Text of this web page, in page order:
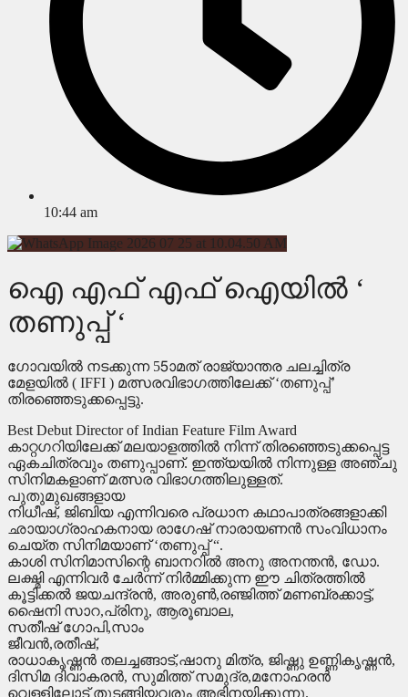
10:44 am
ഐ എഫ് എഫ് ഐയിൽ ‘
തണുപ്പ് ‘
ഗോവയിൽ നടക്കുന്ന 55ാമത് രാജ്യാന്തര ചലച്ചിത്ര
മേളയിൽ ( IFFI ) മത്സരവിഭാഗത്തിലേക്ക് ‘തണുപ്പ്’
തിരഞ്ഞെടുക്കപ്പെട്ടു.
Best Debut Director of Indian Feature Film Award
കാറ്റഗറിയിലേക്ക് മലയാളത്തിൽ നിന്ന് തിരഞ്ഞെടുക്കപ്പെട്ട
ഏകചിത്രവും തണുപ്പാണ്. ഇന്ത്യയിൽ നിന്നുള്ള അഞ്ചു
സിനിമകളാണ് മത്സര വിഭാഗത്തിലുള്ളത്.
പുതുമുഖങ്ങളായ
നിധീഷ്, ജിബിയ എന്നിവരെ പ്രധാന കഥാപാത്രങ്ങളാക്കി
ഛായാഗ്രാഹകനായ രാഗേഷ് നാരായണൻ സംവിധാനം
ചെയ്ത സിനിമയാണ് ‘തണുപ്പ് “.
കാശി സിനിമാസിന്റെ ബാനറിൽ അനു അനന്തൻ, ഡോ.
ലക്ഷ്മി എന്നിവർ ചേർന്ന് നിർമ്മിക്കുന്ന ഈ ചിത്രത്തിൽ
കൂട്ടിക്കൽ ജയചന്ദ്രൻ, അരുൺ,രഞ്ജിത്ത് മണബ്രക്കാട്ട്,
ഷൈനി സാറ,പ്രിനു, ആരൂബാല,
സതീഷ് ഗോപി,സാം
ജീവൻ,രതീഷ്,
രാധാകൃഷ്ണൻ തലച്ചങ്ങാട്,ഷാനു മിത്ര, ജിഷ്ണു ഉണ്ണികൃഷ്ണൻ,
ദിസിമ ദിവാകരൻ, സുമിത്ത് സമുദ്ര,മനോഹരൻ
വെള്ളിലോട് തുടങ്ങിയവരും അഭിനയിക്കുന്നു.